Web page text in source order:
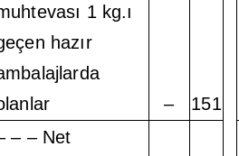
1 kg.ı
hazır
– 151
– – Net